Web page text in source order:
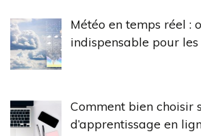
Météo en temps réel :
indispensable pour
Comment bien choisir
d’apprentissage en